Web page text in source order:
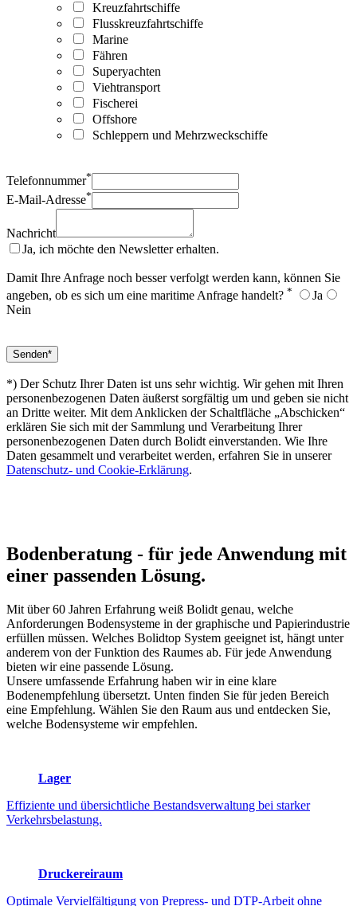
Kreuzfahrtschiffe
Flusskreuzfahrtschiffe
Marine
Fähren
Superyachten
Viehtransport
Fischerei
Offshore
Schleppern und Mehrzweckschiffe
Telefonnummer*
E-Mail-Adresse*
Nachricht
Ja, ich möchte den Newsletter erhalten.
Damit Ihre Anfrage noch besser verfolgt werden kann, können Sie
angeben, ob es sich um eine maritime Anfrage handelt? *
Ja
Nein
*) Der Schutz Ihrer Daten ist uns sehr wichtig. Wir gehen mit Ihren
personenbezogenen Daten äußerst sorgfältig um und geben sie nicht
an Dritte weiter. Mit dem Anklicken der Schaltfläche „Abschicken“
erklären Sie sich mit der Sammlung und Verarbeitung Ihrer
personenbezogenen Daten durch Bolidt einverstanden. Wie Ihre
Daten gesammelt und verarbeitet werden, erfahren Sie in unserer
Datenschutz- und Cookie-Erklärung.
Bodenberatung - für jede Anwendung mit
einer passenden Lösung.
Mit über 60 Jahren Erfahrung weiß Bolidt genau, welche
Anforderungen Bodensysteme in der graphische und Papierindustrie
erfüllen müssen. Welches Bolidtop System geeignet ist, hängt unter
anderem von der Funktion des Raumes ab. Für jede Anwendung
bieten wir eine passende Lösung.
Unsere umfassende Erfahrung haben wir in eine klare
Bodenempfehlung übersetzt. Unten finden Sie für jeden Bereich
eine Empfehlung. Wählen Sie den Raum aus und entdecken Sie,
welche Bodensysteme wir empfehlen.
Lager
Effiziente und übersichtliche Bestandsverwaltung bei starker
Verkehrsbelastung.
Druckereiraum
Optimale Vervielfältigung von Prepress- und DTP-Arbeit ohne